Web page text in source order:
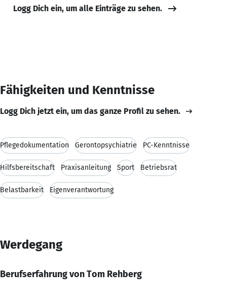
Logg Dich ein, um alle Einträge zu sehen.
Fähigkeiten und Kenntnisse
Logg Dich jetzt ein, um das ganze Profil zu sehen.
Pflegedokumentation Gerontopsychiatrie PC-Kenntnisse
Hilfsbereitschaft Praxisanleitung Sport Betriebsrat
Belastbarkeit Eigenverantwortung
Werdegang
Berufserfahrung von Tom Rehberg